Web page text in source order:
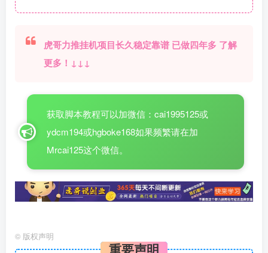
虎哥力推挂机项目长久稳定靠谱 已做四年多 了解
更多！↓↓↓
获取脚本教程可以加微信：cai1995125或
ydcm194或hgboke168如果频繁请在加
Mrcai125这个微信。
© 版权声明
重要声明